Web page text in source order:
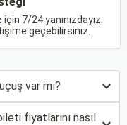
7/24 yanınızdayız.
geçebilirsiniz.
var mı?
fiyatlarını nasıl